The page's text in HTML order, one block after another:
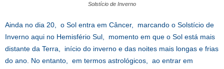
Solstício de Inverno
Ainda no dia 20, o Sol entra em Câncer, marcando o Solstício de
Inverno aqui no Hemisfério Sul, momento em que o Sol está mais
distante da Terra, início do inverno e das noites mais longas e frias
do ano. No entanto, em termos astrológicos, ao entrar em